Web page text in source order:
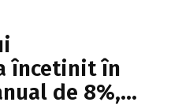
încetinit în
de 8%,…